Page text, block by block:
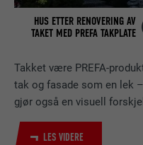
Takket være PREFA-
tak og fasade som en lek
gjør også en visuell
LES VIDERE
HUS ETTER RENOVERING AV
TAKET MED PREFA TAKPLATE
NAVN bscookie
TILBYDER LinkedIn
FORLØP 2 år
FORMÅL
Bruk av
følge